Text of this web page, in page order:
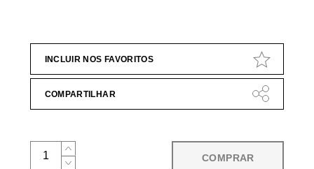
INCLUIR NOS FAVORITOS
COMPARTILHAR
COMPRAR